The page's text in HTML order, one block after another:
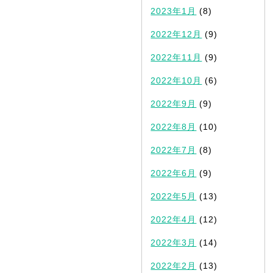
2023年1月 (8)
2022年12月 (9)
2022年11月 (9)
2022年10月 (6)
2022年9月 (9)
2022年8月 (10)
2022年7月 (8)
2022年6月 (9)
2022年5月 (13)
2022年4月 (12)
2022年3月 (14)
2022年2月 (13)